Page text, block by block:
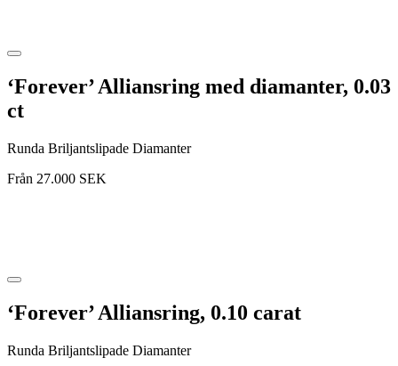
‘Forever’ Alliansring med diamanter, 0.03
ct
Runda Briljantslipade Diamanter
Från 27.000 SEK
‘Forever’ Alliansring, 0.10 carat
Runda Briljantslipade Diamanter